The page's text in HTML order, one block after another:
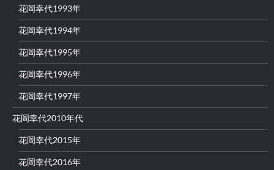
花岡幸代1993年
花岡幸代1994年
花岡幸代1995年
花岡幸代1996年
花岡幸代1997年
花岡幸代2010年代
花岡幸代2015年
花岡幸代2016年